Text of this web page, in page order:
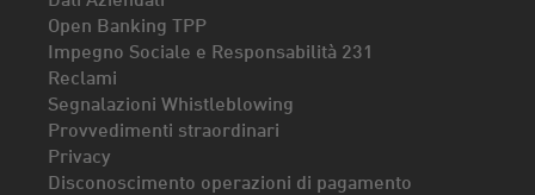
Open Banking TPP
Impegno Sociale e Responsabilità 231
Reclami
Segnalazioni Whistleblowing
Provvedimenti straordinari
Privacy
Disconoscimento operazioni di pagamento